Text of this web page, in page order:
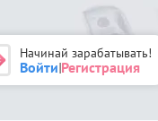
Начинай зарабатывать!
Войти|Регистрация